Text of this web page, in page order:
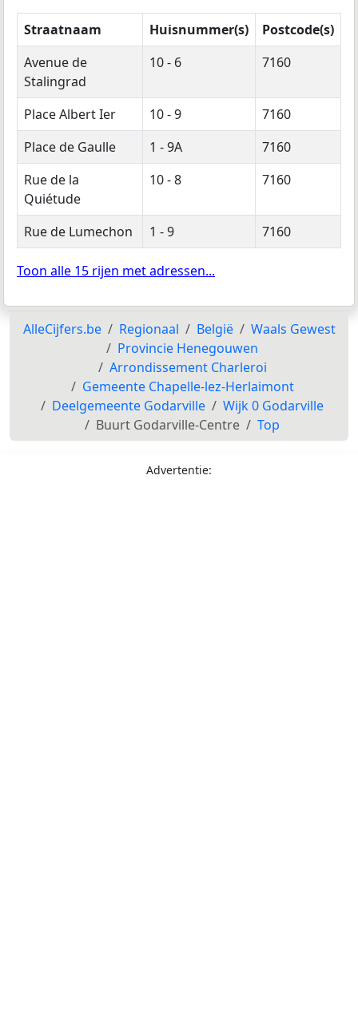
Straatnaam Huisnummer(s)
Postcode(s)
Avenue de
Stalingrad
10 - 6 7160
Place Albert Ier 10 - 9
7160
Place de Gaulle
1 - 9A
7160
Rue de la
Quiétude
10 - 8 7160
Rue de Lumechon 1 - 9 7160
Toon alle 15 rijen met adressen...
AlleCijfers.be Regionaal België
Waals Gewest
Provincie Henegouwen
Arrondissement Charleroi
Gemeente Chapelle-lez-Herlaimont
Deelgemeente Godarville
Wijk 0 Godarville
Buurt Godarville-Centre
Top
Advertentie: